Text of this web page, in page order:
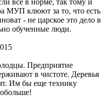
МУП клюют за то, что есть
- не царское это дело в
обученные люди.
Предприятие
в чистоте. Деревья
Им бы еще технику